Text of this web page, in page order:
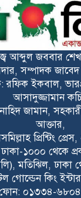
রংপুরে গণঅধিকার
কার্যক্রম গতিশীল
উপকমিটির
রূপসায় হাসপাতালে
রুগীর সংখ্যা বেড
নিচ্ছেন রোগীরা
খুলনায় ৩,৯৫৮
ব্যবসায়ী গ্রেপ্তার
আব্দুল জববার
সম্পাদক
রফিক ইকবাল,
আসাদুজ্জামান
জামান,
আক্তার,
প্রিন্টিং
১০০০ থেকে
মতিঝিল, ঢাকা
গোল্ডেন কিং
০১৩৩৪-